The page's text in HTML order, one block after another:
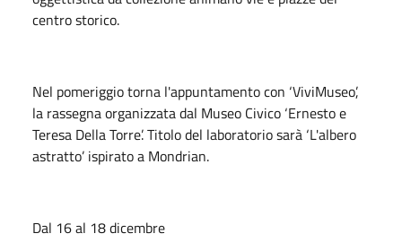
centro storico.
Nel pomeriggio torna l'appuntamento con ‘ViviMuseo’,
la rassegna organizzata dal Museo Civico ‘Ernesto e
Teresa Della Torre’. Titolo del laboratorio sarà ‘L'albero
astratto’ ispirato a Mondrian.
Dal 16 al 18 dicembre